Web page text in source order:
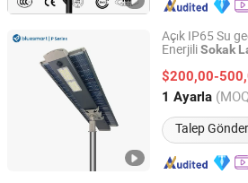
Açık IP65 Su
EnerjiliSokak
$200,00-
1 Ayarla
Talep Gönder
Bluesmart Solar PV Co., Ltd.
Guangdong, China